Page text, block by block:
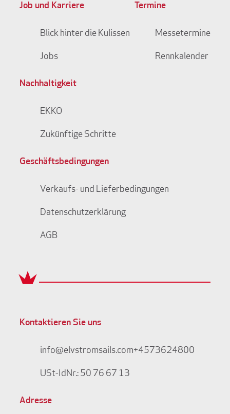
Job und Karriere
Blick hinter die Kulissen
Jobs
Termine
Messetermine
Rennkalender
Nachhaltigkeit
EKKO
Zukünftige Schritte
Geschäftsbedingungen
Verkaufs- und Lieferbedingungen
Datenschutzerklärung
AGB
Kontaktieren Sie uns
info@elvstromsails.com+4573624800
USt-IdNr.: 50 76 67 13
Adresse